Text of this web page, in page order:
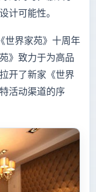
计可能性。
界家苑》十周年
》致力于为高品
开了新家《世界
活动渠道的序